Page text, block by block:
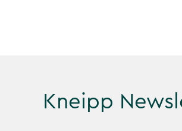
Kneipp